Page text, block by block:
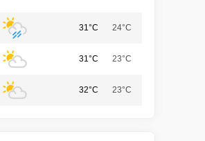
31°C 24°C
31°C 23°C
32°C 23°C